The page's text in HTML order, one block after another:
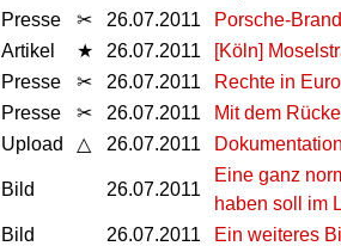
Presse ✂ 26.07.2011
Porsche-
Artikel ★ 26.07.2011
[Köln]
Presse ✂ 26.07.2011
Rechte in
Presse ✂ 26.07.2011
Mit dem
Upload △ 26.07.2011
Bild 26.07.2011
Eine ganz
haben soll im
Bild 26.07.2011
Ein weiteres